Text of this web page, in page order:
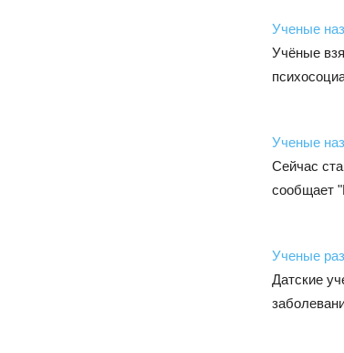
Ученые
Учёные
Ученые
Сейчас
сообщает
Ученые
Датские